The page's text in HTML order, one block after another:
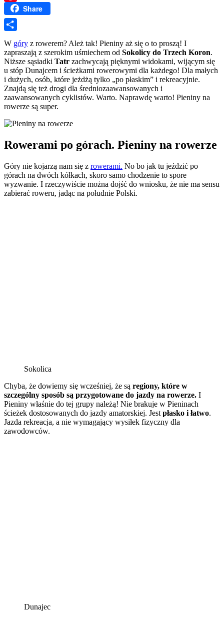
PinterestShare
W góry z rowerem? Ależ tak! Pieniny aż się o to proszą! I
zapraszają z szerokim uśmiechem od Sokolicy do Trzech Koron.
Niższe sąsiadki Tatr zachwycają pięknymi widokami, wijącym się
u stóp Dunajcem i ścieżkami rowerowymi dla każdego! Dla małych
i dużych, osób, które jeżdżą tylko „po płaskim” i rekreacyjnie.
Znajdą się też drogi dla średniozaawansowanych i
zaawansowanych cyklistów. Warto. Naprawdę warto! Pieniny na
rowerze są super.
Rowerami po górach. Pieniny na rowerze
Góry nie kojarzą nam się z rowerami. No bo jak tu jeździć po
górach na dwóch kółkach, skoro samo chodzenie to spore
wyzwanie. I rzeczywiście można dojść do wniosku, że nie ma sensu
zabierać roweru, jadąc na południe Polski.
Sokolica
Chyba, że dowiemy się wcześniej, że są regiony, które w
szczególny sposób są przygotowane do jazdy na rowerze. I
Pieniny właśnie do tej grupy należą! Nie brakuje w Pieninach
ścieżek dostosowanych do jazdy amatorskiej. Jest płasko i łatwo.
Jazda rekreacja, a nie wymagający wysiłek fizyczny dla
zawodowców.
Dunajec